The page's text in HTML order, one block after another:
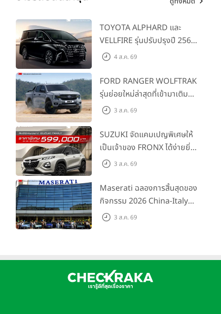
TOYOTA ALPHARD และ
VELLFIRE รุ่นปรับปรุงปี 2569
พร้อมรุ่นย่อยใหม่ HEV
4 ส.ค. 69
FORD RANGER WOLFTRAK
รุ่นย่อยใหม่ล่าสุดที่เข้ามาเติม
เต็มไลน์อัป พร้อมตอบโจทย์ทุก
พร้อมลุย ด้วยราคาพิเศษเริ่ม
ต้นที่ 9.49 แสนบาท
3 ส.ค. 69
SUZUKI จัดแคมเปญพิเศษให้
เป็นเจ้าของ FRONX ได้ง่ายยิ่ง
ขึ้นสำหรับรุ่น GL ราคาพิเศษ
200 คัน พร้อมข้อเสนอสุดคุ้ม
3 ส.ค. 69
Maserati ฉลองการสิ้นสุดของ
กิจกรรม 2026 China-Italy
Grand Tour ณ สำนักงาน
3 ส.ค. 69